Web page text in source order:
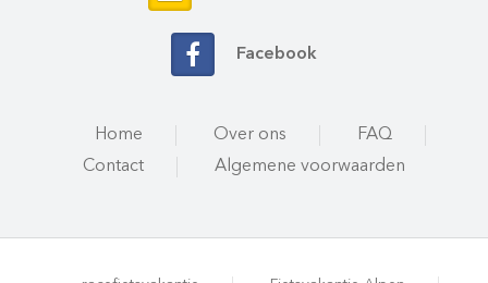
Facebook
Home Over ons
FAQ
Contact
Algemene voorwaarden